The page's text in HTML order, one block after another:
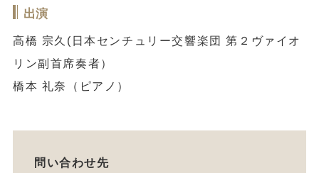
出演
高橋 宗久(日本センチュリー交響楽団 第２ヴァイオ
リン副首席奏者）
橋本 礼奈（ピアノ）
問い合わせ先